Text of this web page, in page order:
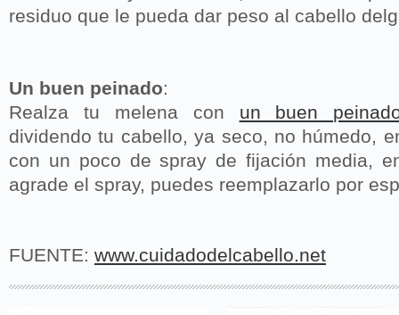
residuo que le pueda dar peso al cabello
Un buen peinado:
Realza tu melena con un buen
dividendo tu cabello, ya seco, no húmedo,
con un poco de spray de fijación media,
agrade el spray, puedes reemplazarlo por
FUENTE: www.cuidadodelcabello.net